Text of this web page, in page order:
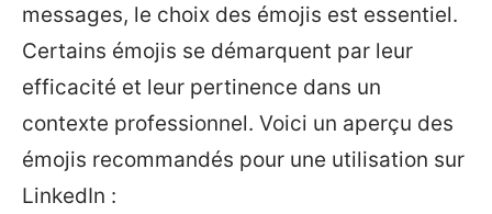
messages, le choix des émojis est essentiel.
Certains émojis se démarquent par leur
efficacité et leur pertinence dans un
contexte professionnel. Voici un aperçu des
émojis recommandés pour une utilisation sur
LinkedIn :